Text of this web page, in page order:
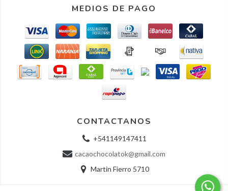
MEDIOS DE PAGO
CONTACTANOS
+541149147411
cacaochocolatok@gmail.com
Martin Fierro 5710